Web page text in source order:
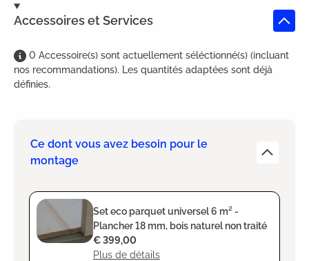
Accessoires et Services
0 Accessoire(s) sont actuellement séléctionné(s) (incluant
nos recommandations). Les quantités adaptées sont déjà
définies.
Ce dont vous avez besoin pour le
montage
Set eco parquet universel 6 m² -
Plancher 18 mm, bois naturel non traité
Plus de détails
€ 399,00